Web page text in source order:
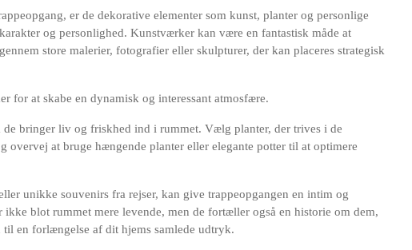
er de dekorative elementer som kunst, planter og personlige
og personlighed. Kunstværker kan være en fantastisk måde at
store malerier, fotografier eller skulpturer, der kan placeres strategisk
for at skabe en dynamisk og interessant atmosfære.
de bringer liv og friskhed ind i rummet. Vælg planter, der trives i de
overvej at bruge hængende planter eller elegante potter til at optimere
unikke souvenirs fra rejser, kan give trappeopgangen en intim og
ikke blot rummet mere levende, men de fortæller også en historie om dem,
en forlængelse af dit hjems samlede udtryk.